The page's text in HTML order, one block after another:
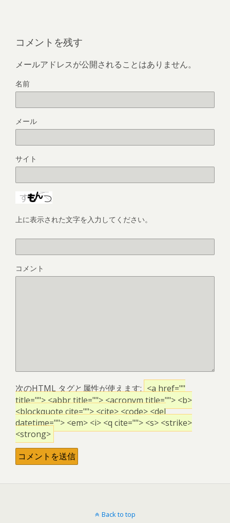
コメントを残す
メールアドレスが公開されることはありません。
名前
メール
サイト
上に表示された文字を入力してください。
コメント
次のHTML タグと属性が使えます: <a href=""
title=""> <abbr title=""> <acronym title=""> <b>
<blockquote cite=""> <cite> <code> <del
datetime=""> <em> <i> <q cite=""> <s> <strike>
<strong>
Back to top